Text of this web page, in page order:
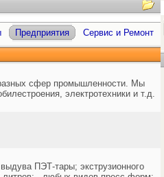
Предприятия Сервис и Ремонт
сфер промышленности. Мы
электротехники и т.д.
ПЭТ-тары; экструзионного